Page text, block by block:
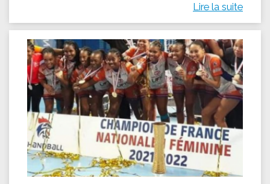
Lire la suite